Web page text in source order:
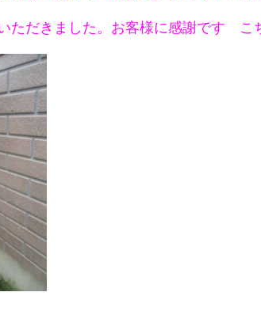
ただきました。お客様に感謝です こ